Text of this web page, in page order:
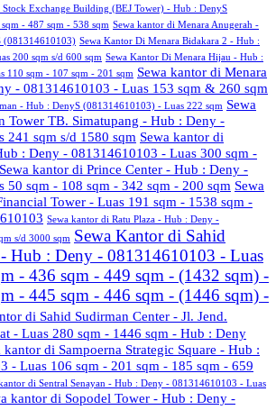
Stock Exchange Building (BEJ Tower) - Hub : DenyS
- 487 sqm - 538 sqm Sewa kantor di Menara Anugerah -
(081314610103) Sewa Kantor Di Menara Bidakara 2 - Hub :
200 sqm s/d 600 sqm Sewa Kantor Di Menara Hijau - Hub :
110 sqm - 107 sqm - 201 sqm Sewa kantor di Menara
- 081314610103 - Luas 153 sqm & 260 sqm
- Hub : DenyS (081314610103) - Luas 222 sqm Sewa
Tower TB. Simatupang - Hub : Deny -
241 sqm s/d 1580 sqm Sewa kantor di
: Deny - 081314610103 - Luas 300 sqm -
Sewa kantor di Prince Center - Hub : Deny -
50 sqm - 108 sqm - 342 sqm - 200 sqm Sewa
Tower - Luas 191 sqm - 1538 sqm -
Sewa kantor di Ratu Plaza - Hub : Deny -
s/d 3000 sqm Sewa Kantor di Sahid
Hub : Deny - 081314610103 - Luas
- 436 sqm - 449 sqm - (1432 sqm) -
- 445 sqm - 446 sqm - (1446 sqm) -
di Sahid Sudirman Center - Jl. Jend.
- Luas 280 sqm - 1446 sqm - Hub : Deny
kantor di Sampoerna Strategic Square - Hub :
- Luas 106 sqm - 201 sqm - 185 sqm - 659
di Sentral Senayan - Hub : Deny - 081314610103 - Luas
kantor di Sopodel Tower - Hub : Deny -